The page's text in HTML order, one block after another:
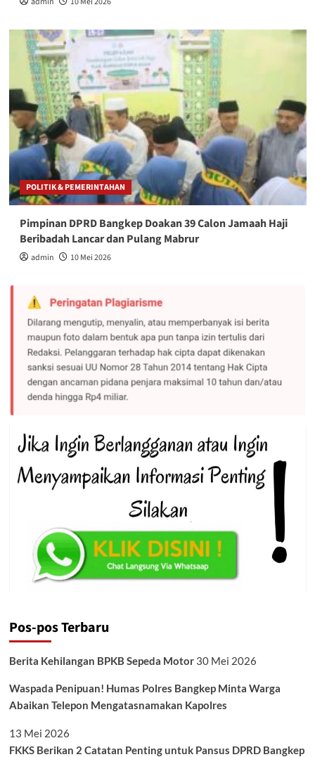
POLITIK & PEMERINTAHAN
Pimpinan DPRD Bangkep Doakan 39 Calon Jamaah Haji
Beribadah Lancar dan Pulang Mabrur
admin 10 Mei 2026
Pos-pos Terbaru
Berita Kehilangan BPKB Sepeda Motor 30 Mei 2026
Waspada Penipuan! Humas Polres Bangkep Minta Warga
Abaikan Telepon Mengatasnamakan Kapolres
13 Mei 2026
FKKS Berikan 2 Catatan Penting untuk Pansus DPRD Bangkep